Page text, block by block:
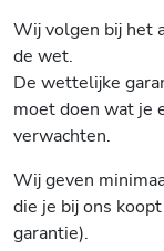
Wij volgen bij het
de wet.
De wettelijke
moet doen wat je
verwachten.
Wij geven
die je bij ons
garantie).